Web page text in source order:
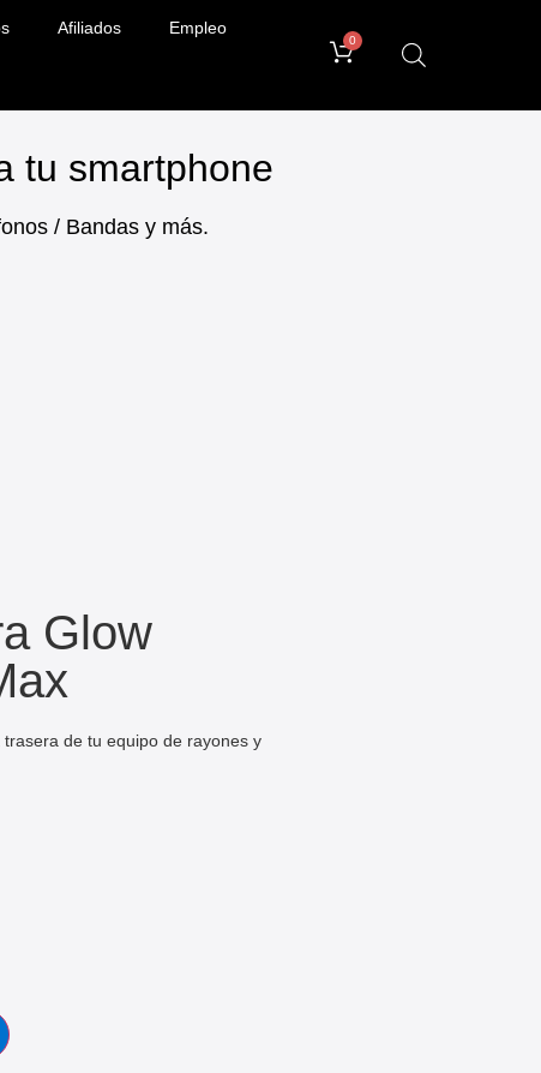
Afiliados Empleo
0
tu smartphone
/ Bandas y más.
Glow
de tu equipo de rayones y